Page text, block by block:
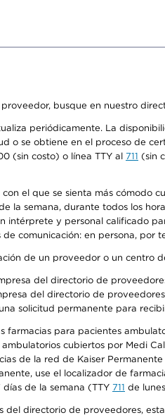
busque en nuestro
periódicamente. La
o se obtiene en el proceso de
(sin costo) o línea TTY al 711 (sin
el que se sienta más cómodo
la semana, durante todos los
intérprete y personal calificado
comunicación: en persona, por
de un proveedor o un centro
del directorio de
del directorio de
solicitud permanente para
farmacias para pacientes
cubiertos por Medi
de la red de Kaiser
use el localizador de
días de la semana (TTY 711 de
del directorio de proveedores,